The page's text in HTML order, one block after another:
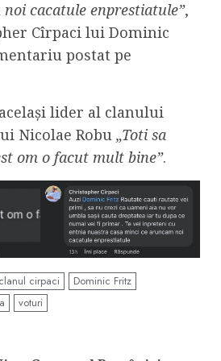
cacatule enprestiatule”,
Cîrpaci lui Dominic
postat pe
lider al clanului
Nicolae Robu „Toti sa
om o facut mult bine”.
clanul cirpaci
Dominic Fritz
voturi